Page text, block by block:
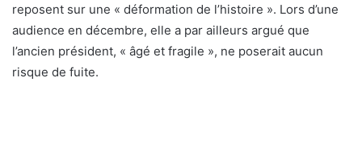
reposent sur une « déformation de l’histoire ». Lors d’une
audience en décembre, elle a par ailleurs argué que
l’ancien président, « âgé et fragile », ne poserait aucun
risque de fuite.